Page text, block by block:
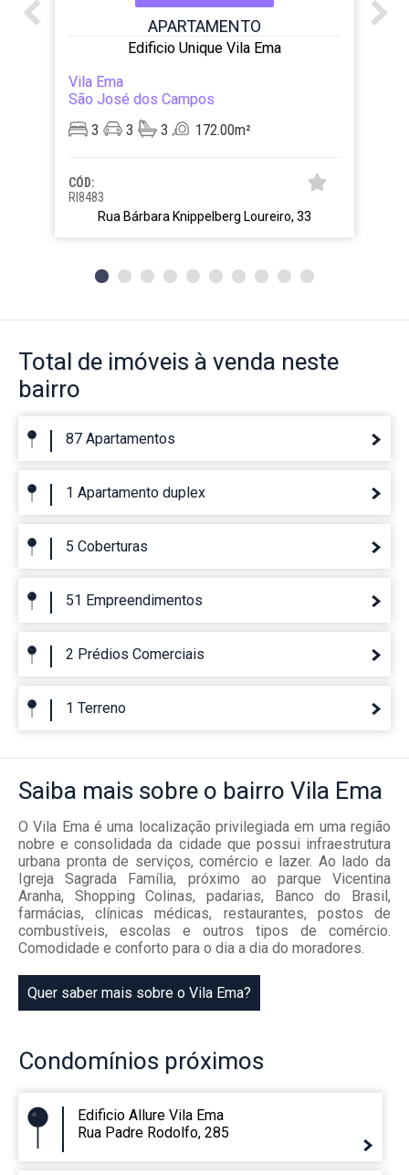
APARTAMENTO
Edificio Unique Vila Ema
Vila Ema
São José dos Campos
3
3 3 172.00m²
CÓD:
RI8483
Rua Bárbara Knippelberg Loureiro, 33
Total de imóveis à venda neste
bairro
87 Apartamentos
1 Apartamento duplex
5 Coberturas
51 Empreendimentos
2 Prédios Comerciais
1 Terreno
Saiba mais sobre o bairro Vila Ema
O Vila Ema é uma localização privilegiada em uma região
nobre e consolidada da cidade que possui infraestrutura
urbana pronta de serviços, comércio e lazer. Ao lado da
Igreja Sagrada Família, próximo ao parque Vicentina
Aranha, Shopping Colinas, padarias, Banco do Brasil,
farmácias, clínicas médicas, restaurantes, postos de
combustíveis, escolas e outros tipos de comércio.
Comodidade e conforto para o dia a dia do moradores.
Quer saber mais sobre o Vila Ema?
Condomínios próximos
Edificio Allure Vila Ema
Rua Padre Rodolfo, 285